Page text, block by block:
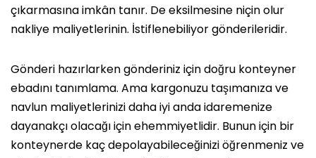
çıkarmasına imkân tanır. De eksilmesine niçin olur
nakliye maliyetlerinin. İstiflenebiliyor gönderileridir.
Gönderi hazırlarken gönderiniz için doğru konteyner
ebadını tanımlama. Ama kargonuzu taşımanıza ve
navlun maliyetlerinizi daha iyi anda idaremenize
dayanakçı olacağı için ehemmiyetlidir. Bunun için bir
konteynerde kaç depolayabileceğinizi öğrenmeniz ve